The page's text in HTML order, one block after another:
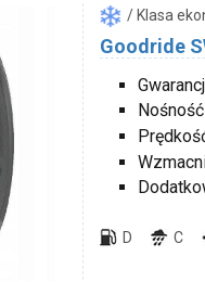
/ Klasa
Goodride
D C